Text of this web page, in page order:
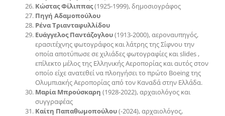
Κώστας Φίλιππας(1925-1999), δημοσιογράφος
Πηγή Αδαμοπούλου
Ρένα Τριανταφυλλίδου
Ευάγγελος Παντάζογλου(1913-2000), αεροναυπηγός,
ερασιτέχνης φωτογράφος και λάτρης της Σίφνου την
οποία αποτύπωσε σε χιλιάδες φωτογραφίες και slides ,
επίλεκτο μέλος της Ελληνικής Αεροπορίας και αυτός στον
οποίο είχε ανατεθεί να πλοηγήσει το πρώτο Βoeing της
Ολυμπιακής Αεροπορίας από τον Καναδά στην Ελλάδα.
Μαρία Μπρούσκαρη (1928-2022), αρχαιολόγος και
συγγραφέας
Καίτη Παπαθωμοπούλου(-2024), αρχαιολόγος,